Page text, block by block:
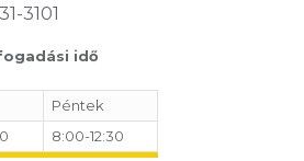
3101
idő
Péntek
8:00-12:30